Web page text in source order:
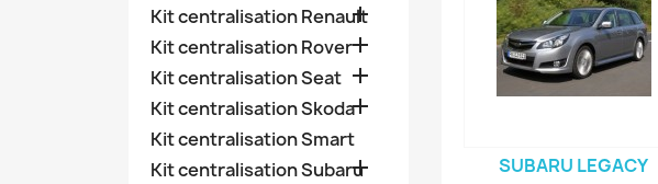
Kit centralisation Renault

Kit centralisation Rover
Kit centralisation Seat 
Kit centralisation Skoda
Kit centralisation Smart
Kit centralisation Subaru
 SUBARU LEGACY